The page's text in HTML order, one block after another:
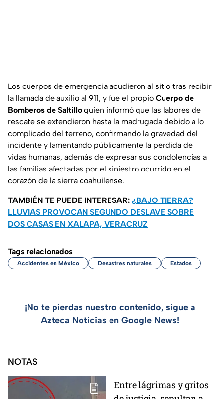
Los cuerpos de emergencia acudieron al sitio tras recibir
la llamada de auxilio al 911, y fue el propio Cuerpo de
Bomberos de Saltillo quien informó que las labores de
rescate se extendieron hasta la madrugada debido a lo
complicado del terreno, confirmando la gravedad del
incidente y lamentando públicamente la pérdida de
vidas humanas, además de expresar sus condolencias a
las familias afectadas por el siniestro ocurrido en el
corazón de la sierra coahuilense.
TAMBIÉN TE PUEDE INTERESAR: ¿BAJO TIERRA?
LLUVIAS PROVOCAN SEGUNDO DESLAVE SOBRE
DOS CASAS EN XALAPA, VERACRUZ
Tags relacionados
Accidentes en México Desastres naturales Estados
¡No te pierdas nuestro contenido, sigue a
Azteca Noticias en Google News!
NOTAS
Entre lágrimas y gritos